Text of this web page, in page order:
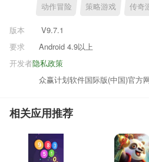
动作冒险 策略游戏 传奇
版本
V9.7.1
要求
Android 4.9以上
隐私政策
开发者
众赢计划软件国际版(中国)官方
相关应用推荐